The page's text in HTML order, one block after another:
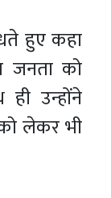
हुए कहा
जनता को
उन्होंने
लेकर भी